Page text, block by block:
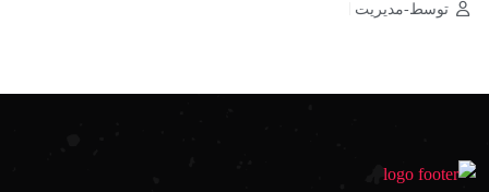
توسط-مدیریت